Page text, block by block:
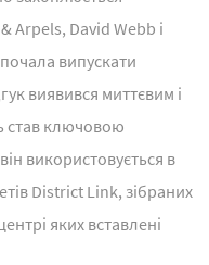
Arpels, David Webb і
випускати
виявився миттєвим і
став ключовою
використовується в
District Link, зібраних
яких вставлені